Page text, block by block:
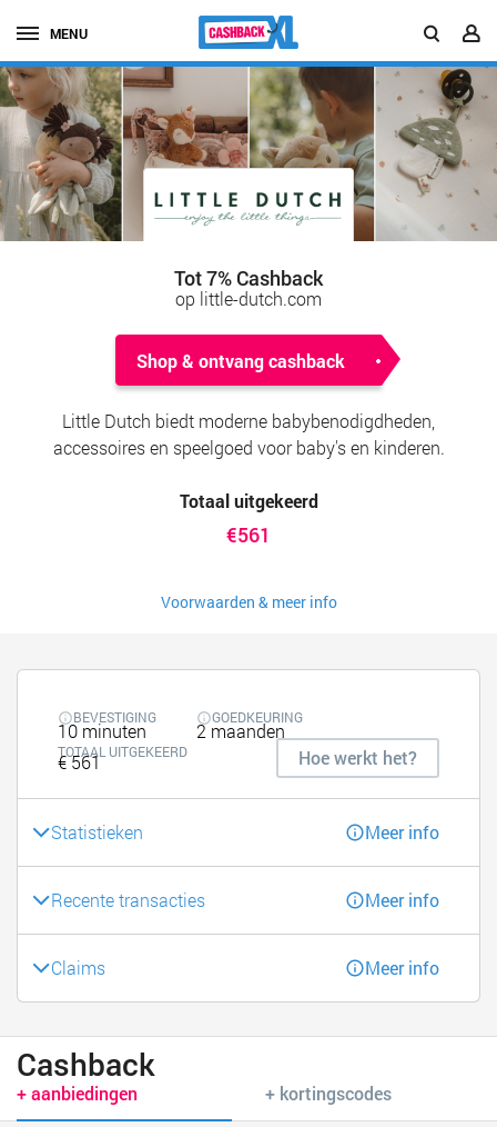
MENU
Tot 7% Cashback
op little-dutch.com
Shop & ontvang cashback
Little Dutch biedt moderne babybenodigdheden,
accessoires en speelgoed voor baby's en kinderen.
Totaal uitgekeerd
€561
Voorwaarden & meer info
BEVESTIGING
10 minuten
GOEDKEURING
2 maanden
TOTAAL UITGEKEERD
€ 561 Hoe werkt het?
Statistieken Meer info
Recente transacties Meer info
Claims Meer info
Cashback
+ aanbiedingen + kortingscodes